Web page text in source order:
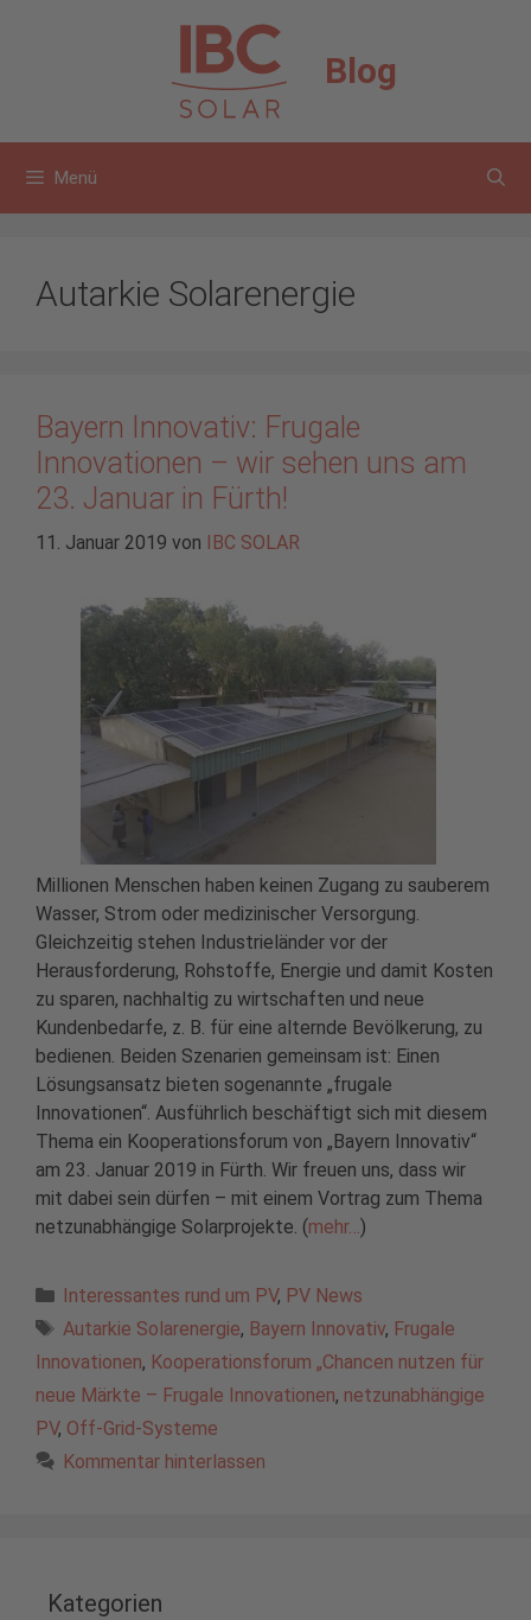
Blog
Menü
Autarkie Solarenergie
Bayern Innovativ: Frugale
Innovationen – wir sehen uns am
23. Januar in Fürth!
11. Januar 2019 von IBC SOLAR
Millionen Menschen haben keinen Zugang zu sauberem
Wasser, Strom oder medizinischer Versorgung.
Gleichzeitig stehen Industrieländer vor der
Herausforderung, Rohstoffe, Energie und damit Kosten
zu sparen, nachhaltig zu wirtschaften und neue
Kundenbedarfe, z. B. für eine alternde Bevölkerung, zu
bedienen. Beiden Szenarien gemeinsam ist: Einen
Lösungsansatz bieten sogenannte „frugale
Innovationen“. Ausführlich beschäftigt sich mit diesem
Thema ein Kooperationsforum von „Bayern Innovativ“
am 23. Januar 2019 in Fürth. Wir freuen uns, dass wir
mit dabei sein dürfen – mit einem Vortrag zum Thema
netzunabhängige Solarprojekte. (mehr…)
Kategorien
Interessantes rund um PV, PV News
Schlagwörter
Autarkie Solarenergie, Bayern Innovativ, Frugale
Innovationen, Kooperationsforum „Chancen nutzen für
neue Märkte – Frugale Innovationen, netzunabhängige
PV, Off-Grid-Systeme
Kommentar hinterlassen
Kategorien